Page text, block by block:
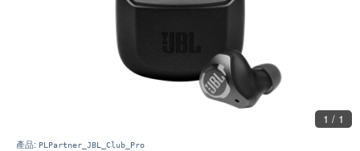
1 / 1
產品: PLPartner_JBL_Club_Pro